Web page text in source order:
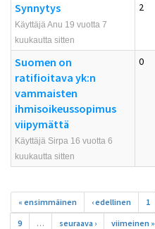
Synnytys
Käyttäjä Anu 19 vuotta 7
kuukautta sitten
2
Suomen on
ratifioitava yk:n
vammaisten
ihmisoikeussopimus
viipymättä
Käyttäjä Sirpa 16 vuotta 6
kuukautta sitten
0
Sivut
« ensimmäinen ‹ edellinen 1
9
… seuraava › viimeinen »